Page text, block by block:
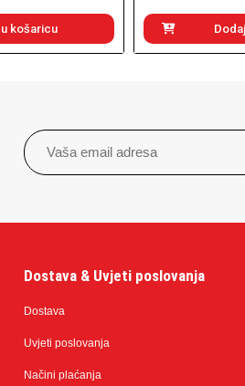
košaricu
Dostava & Uvjeti poslovanja
Dostava
Uvjeti poslovanja
Načini plaćanja